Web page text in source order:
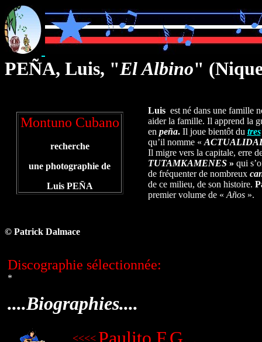
PEÑA, Luis, "El Albino"
Montuno Cubano
recherche
une photographie de
Luis PEÑA
Luis est né dans une famille
aider la famille. Il apprend la
en peña.Il joue bientôt du tres
qu’il nomme «
Il migre vers la capitale, erre
TUTAMKAMENES» qui
de fréquenter de nombreux
de ce milieu, de son histoire.
premier volume de « Años».
© Patrick Dalmace
Discographie sélectionnée:
*
....Biographies....
<<<<